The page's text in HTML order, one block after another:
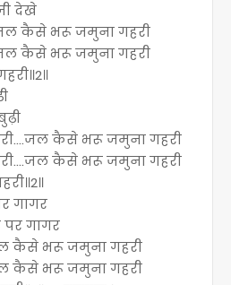
देखे
कैसे भरू जमुना गहरी
कैसे भरू जमुना गहरी
कैसे भरू जमुना गहरी
कैसे भरू जमुना गहरी
गागर
पर गागर
कैसे भरू जमुना गहरी
कैसे भरू जमुना गहरी